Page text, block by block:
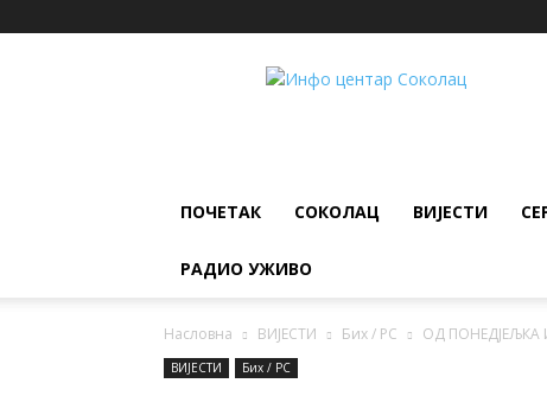
ИНФО
ПОЧЕТАК СОКОЛАЦ ВИЈЕСТИ
РАДИО УЖИВО
Насловна ВИЈЕСТИ Бих / РС ОД
ВИЈЕСТИ Бих / РС